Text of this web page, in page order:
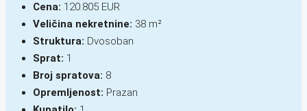
Cena: 120.805 EUR
Veličina nekretnine: 38 m²
Struktura: Dvosoban
Sprat: 1
Broj spratova: 8
Opremljenost: Prazan